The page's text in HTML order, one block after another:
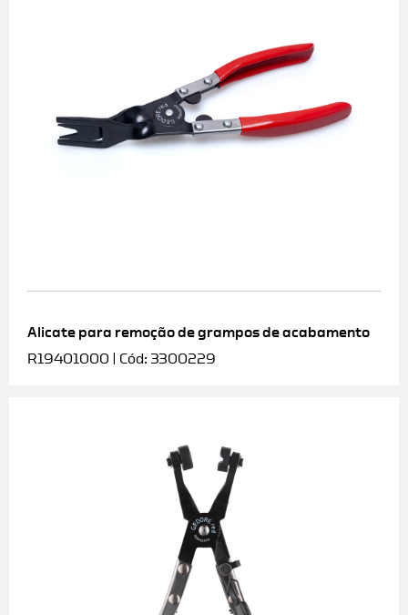
Alicate para remoção de grampos de acabamento
R19401000 | Cód: 3300229